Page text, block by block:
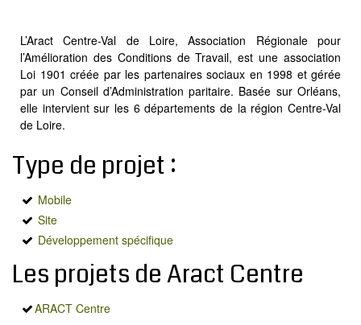
AUDIT D’ACCESSIBILITÉ INTERNET
PORTFOLIO
RÉFÉRENCES
MODX
OFFRES E-SANTÉ
Rechercher
L’Aract Centre-Val de Loire, Association Régionale pour
l’Amélioration des Conditions de Travail, est une association
Loi 1901 créée par les partenaires sociaux en 1998 et gérée
par un Conseil d’Administration paritaire. Basée sur Orléans,
elle intervient sur les 6 départements de la région Centre-Val
de Loire.
Type de projet :
Mobile
Site
Développement spécifique
Les projets de Aract Centre
ARACT Centre